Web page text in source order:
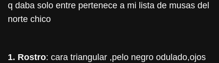
q daba solo entre pertenece a mi lista de musas del
norte chico
1. Rostro: cara triangular ,pelo negro odulado,ojos